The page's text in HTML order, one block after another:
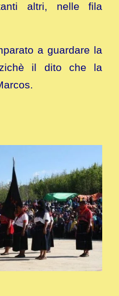
altri, nelle fila
a guardare la
il dito che la